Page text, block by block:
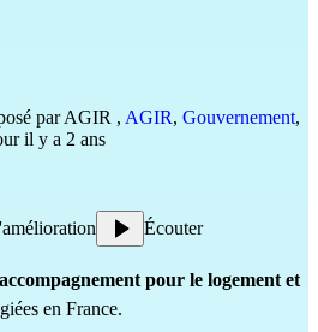
parAGIR , AGIR, Gouvernement,
il y a 2 ans
Écouter
accompagnement pour le logement et
en France.